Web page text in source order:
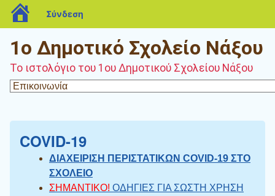
1ο Δημοτικό Σχολείο Νάξου
Το ιστολόγιο του 1ου Δημοτικού Σχολείου Νάξου
COVID-19
ΔΙΑΧΕΙΡΙΣΗ ΠΕΡΙΣΤΑΤΙΚΩΝ COVID-19 ΣΤΟ
ΣΧΟΛΕΙΟ
ΣΗΜΑΝΤΙΚΟ! ΟΔΗΓΙΕΣ ΓΙΑ ΣΩΣΤΗ ΧΡΗΣΗ
blogs.sch.gr
Σύνδεση